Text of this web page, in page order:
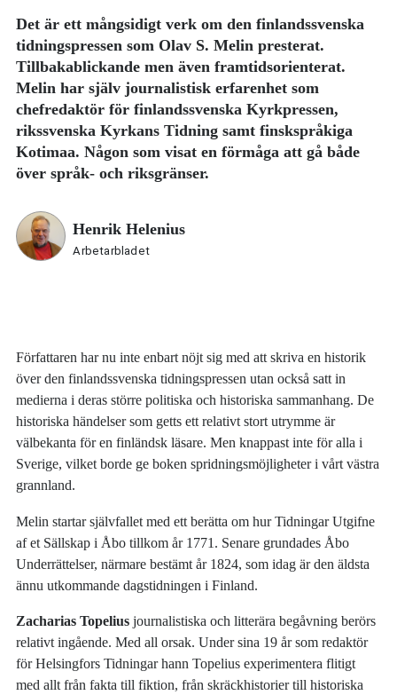
Det är ett mångsidigt verk om den finlandssvenska
tidningspressen som Olav S. Melin presterat.
Tillbakablickande men även framtidsorienterat.
Melin har själv journalistisk erfarenhet som
chefredaktör för finlandssvenska Kyrkpressen,
rikssvenska Kyrkans Tidning samt finskspråkiga
Kotimaa. Någon som visat en förmåga att gå både
över språk- och riksgränser.
Henrik Helenius
Arbetarbladet
Författaren har nu inte enbart nöjt sig med att skriva en historik
över den finlandssvenska tidningspressen utan också satt in
medierna i deras större politiska och historiska sammanhang. De
historiska händelser som getts ett relativt stort utrymme är
välbekanta för en finländsk läsare. Men knappast inte för alla i
Sverige, vilket borde ge boken spridningsmöjligheter i vårt västra
grannland.
Melin startar självfallet med ett berätta om hur Tidningar Utgifne
af et Sällskap i Åbo tillkom år 1771. Senare grundades Åbo
Underrättelser, närmare bestämt år 1824, som idag är den äldsta
ännu utkommande dagstidningen i Finland.
Zacharias Topelius journalistiska och litterära begåvning berörs
relativt ingående. Med all orsak. Under sina 19 år som redaktör
för Helsingfors Tidningar hann Topelius experimentera flitigt
med allt från fakta till fiktion, från skräckhistorier till historiska